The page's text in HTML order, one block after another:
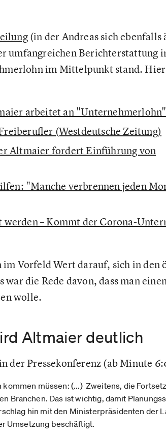
(in der Andreas sich ebenfalls
umfangreichen Berichterstattung
im Mittelpunkt stand.
arbeitet an
(Westdeutsche Zeitung)
Altmaier fordert Einführung von
"Manche verbrennen jeden
– Kommt der Corona-
Vorfeld Wert darauf, sich in den
die Rede davon, dass man
wolle.
Altmaier deutlich
der Pressekonferenz (ab Minute
kommen müssen: (...) Zweitens, die
Branchen. Das ist wichtig, damit
hin mit den Ministerpräsidenten der
Umsetzung beschäftigt.